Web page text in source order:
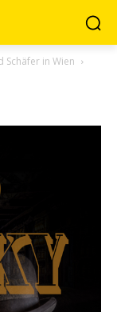
Schäfer in Wien